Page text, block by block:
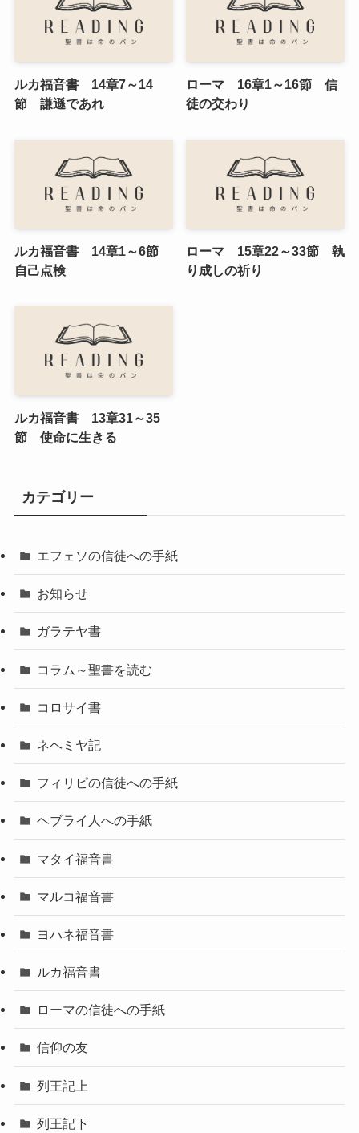
ルカ福音書 14章7～14
節 謙遜であれ
ローマ 16章1～16節 信
徒の交わり
ルカ福音書 14章1～6節
自己点検
ローマ 15章22～33節 執
り成しの祈り
ルカ福音書 13章31～35
節 使命に生きる
カテゴリー
エフェソの信徒への手紙
お知らせ
ガラテヤ書
コラム～聖書を読む
コロサイ書
ネヘミヤ記
フィリピの信徒への手紙
ヘブライ人への手紙
マタイ福音書
マルコ福音書
ヨハネ福音書
ルカ福音書
ローマの信徒への手紙
信仰の友
列王記上
列王記下